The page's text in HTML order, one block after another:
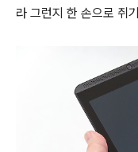
라 그런지 한 손으로 쥐